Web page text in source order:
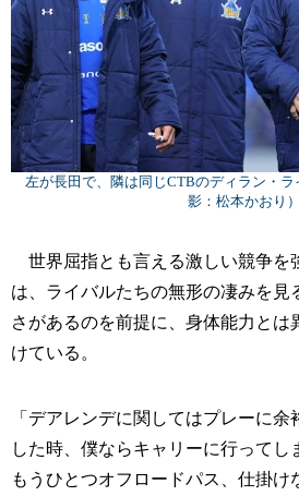
左が長田で、隣は同じCTBのディラン・
影：松本かおり）
世界屈指とも言える激しい競争を
は、ライバルたちの無形の凄みを見
さがあるのを前提に、身体能力とは
けている。
「デアレンデに関してはプレーに
した時、僕ならキャリーに行ってし
もうひとつオフロードパス、仕掛け